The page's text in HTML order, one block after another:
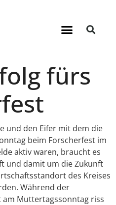
fürs
und den Eifer mit dem die
beim Forscherfest im
aktiv waren, braucht es
und damit um die Zukunft
des Kreises
Während der
Muttertagssonntag riss